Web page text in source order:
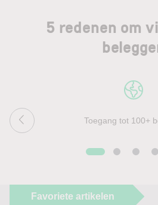
5 redenen om
Toegang tot 100+
Favoriete artikelen